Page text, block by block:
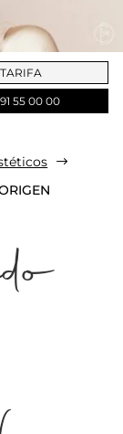
TARIFA
55 00 00
$